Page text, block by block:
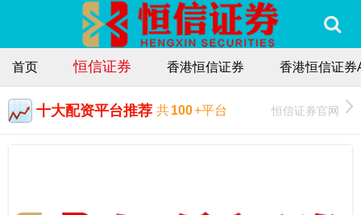
首页 恒信证券 香港恒信证券 香港恒信证券
十大配资平台推荐 共100+平台 恒信证券官网